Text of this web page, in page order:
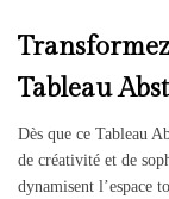
Tableau
Dès que ce Tableau
de créativité et de
dynamisent l’espace